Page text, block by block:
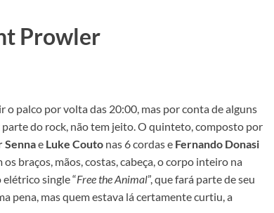
Prowler
o palco por volta das 20:00, mas por conta de alguns
do rock, não tem jeito. O quinteto, composto por
Sennae Luke Couto nas 6 cordas e Fernando Donasi
braços, mãos, costas, cabeça, o corpo inteiro na
single “Free the Animal”, que fará parte de seu
pena, mas quem estava lá certamente curtiu, a